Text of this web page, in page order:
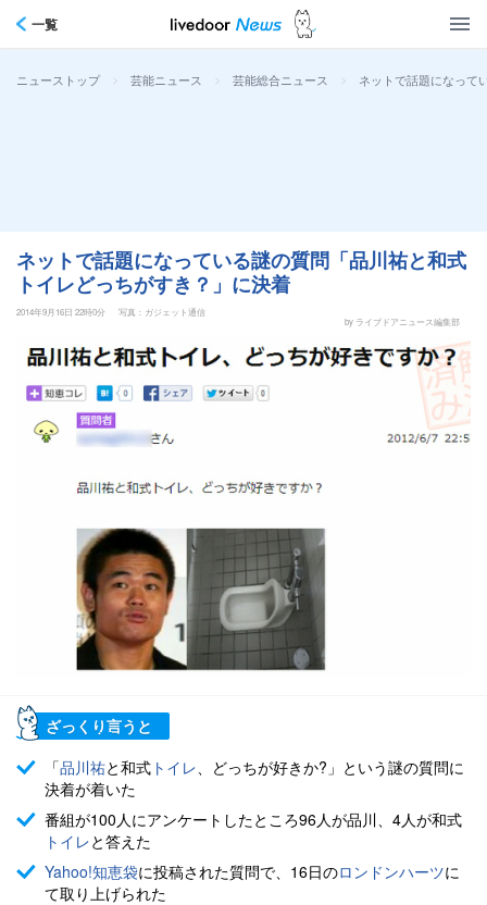
一覧
ニューストップ > 芸能ニュース > 芸能総合ニュース > ネットで話題になって
ネットで話題になっている謎の質問「品川祐と和式
トイレどっちがすき？」に決着
2014年9月16日 22時0分
写真：ガジェット通信
by ライブドアニュース編集部
ざっくり言うと
「品川祐と和式 トイレ 、どっちが好きか?」という謎の質問に
決着が着いた
番組が100人にアンケートしたところ96人が品川、4人が和式
トイレと答えた
Yahoo!知恵袋に投稿された質問で、16日のロンドンハーツに
て取り上げられた